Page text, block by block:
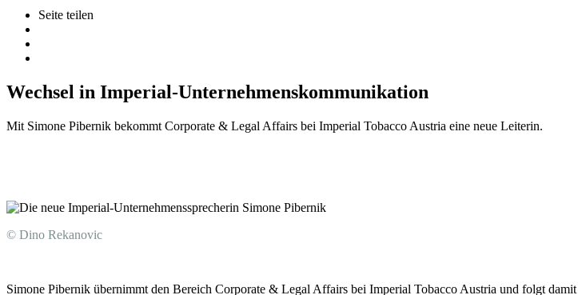
Seite teilen
Wechsel in Imperial-Unternehmenskommunikation
Mit Simone Pibernik bekommt Corporate & Legal Affairs bei Imperial Tobacco Austria eine neue Leiterin.
© Dino Rekanovic
Simone Pibernik übernimmt den Bereich Corporate & Legal Affairs bei Imperial Tobacco Austria und folgt